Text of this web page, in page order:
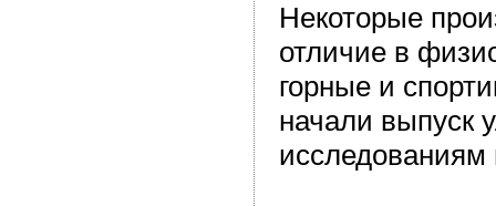
Некоторые
отличие в
горные и
начали выпуск